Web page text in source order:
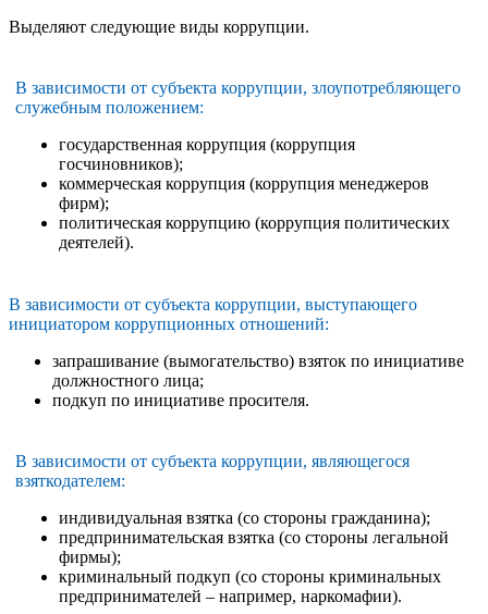
Выделяют следующие виды коррупции.
В зависимости от субъекта коррупции, злоупотребляющего
служебным положением:
государственная коррупция (коррупция
госчиновников);
коммерческая коррупция (коррупция менеджеров
фирм);
политическая коррупцию (коррупция политических
деятелей).
В зависимости от субъекта коррупции, выступающего
инициатором коррупционных отношений:
запрашивание (вымогательство) взяток по инициативе
должностного лица;
подкуп по инициативе просителя.
В зависимости от субъекта коррупции, являющегося
взяткодателем:
индивидуальная взятка (со стороны гражданина);
предпринимательская взятка (со стороны легальной
фирмы);
криминальный подкуп (со стороны криминальных
предпринимателей – например, наркомафии).